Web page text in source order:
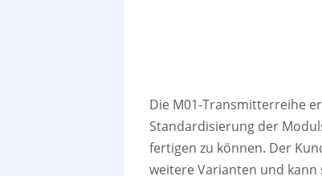
Die M01-Transmitterreihe
Standardisierung der
fertigen zu können. Der
weitere Varianten und kann